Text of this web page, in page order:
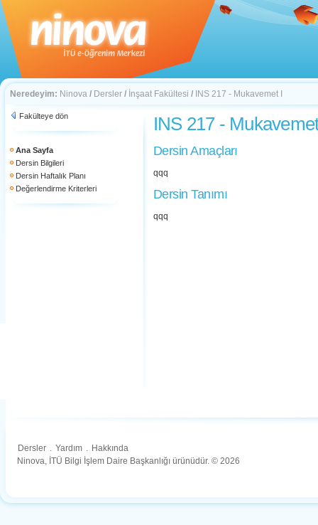
Neredeyim: Ninova / Dersler / İnşaat Fakültesi / INS 217 - Mukavemet I
Fakülteye dön
Ana Sayfa
Dersin Bilgileri
Dersin Haftalık Planı
Değerlendirme Kriterleri
INS 217 -
Dersin Amaçları
qqq
Dersin Tanımı
qqq
Dersler . Yardım . Hakkında
Ninova, İTÜ Bilgi İşlem Daire Başkanlığı ürünüdür. © 2026